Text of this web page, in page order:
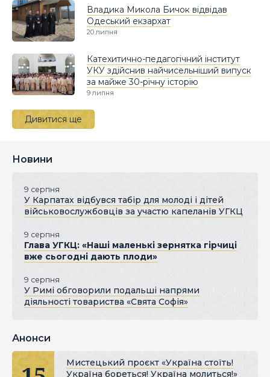
Владика Микола Бичок відвідав
Одеський екзархат
20 липня
Катехитично-педагогічний інститут
УКУ здійснив найчисельніший випуск
за майже 30-річну історію
9 липня
Дивитися ще
Новини
9 серпня
У Карпатах відбувся табір для молоді і дітей
військовослужбовців за участю капеланів УГКЦ
9 серпня
Глава УГКЦ: «Наші маленькі зернятка гірчиці
вже сьогодні дають плоди»
9 серпня
У Римі обговорили подальші напрями
діяльності товариства «Свята Софія»
Анонси
Мистецький проєкт «Україна стоїть!
Україна бореться! Україна молиться!»